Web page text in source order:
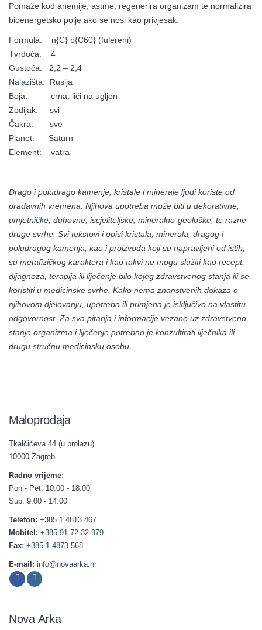
Pomaže kod anemije, astme, regenerira organizam te normalizira
bioenergetsko polje ako se nosi kao privjesak.
Formula: n{C} p{C60} (fulereni)
Tvrdoća: 4
Gustoća: 2,2 – 2,4
Nalazišta: Rusija
Boja: crna, liči na ugljen
Zodijak: svi
Čakra: sve
Planet: Saturn
Element: vatra
Drago i poludrago kamenje, kristale i minerale ljudi koriste od
pradavnih vremena. Njihova upotreba može biti u dekorativne,
umjetničke, duhovne, iscjeliteljske, mineralno-geološke, te razne
druge svrhe. Svi tekstovi i opisi kristala, minerala, dragog i
poludragog kamenja, kao i proizvoda koji su napravljeni od istih,
su metafizičkog karaktera i kao takvi ne mogu služiti kao recept,
dijagnoza, terapija ili liječenje bilo kojeg zdravstvenog stanja ili se
koristiti u medicinske svrhe. Kako nema znanstvenih dokaza o
njihovom djelovanju, upotreba ili primjena je isključivo na vlastitu
odgovornost. Za sva pitanja i informacije vezane uz zdravstveno
stanje organizma i liječenje potrebno je konzultirati liječnika ili
drugu stručnu medicinsku osobu.
Maloprodaja
Tkalčićeva 44 (u prolazu)
10000 Zagreb
Radno vrijeme:
Pon - Pet: 10.00 - 18.00
Sub: 9.00 - 14.00
Telefon: +385 1 4813 467
Mobitel: +385 91 72 32 979
Fax: +385 1 4873 568
E-mail: info@novaarka.hr
Nova Arka